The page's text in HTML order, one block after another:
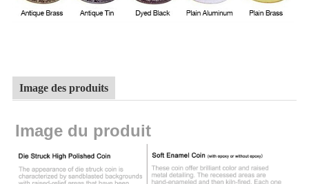
Image des produits
Image du produit